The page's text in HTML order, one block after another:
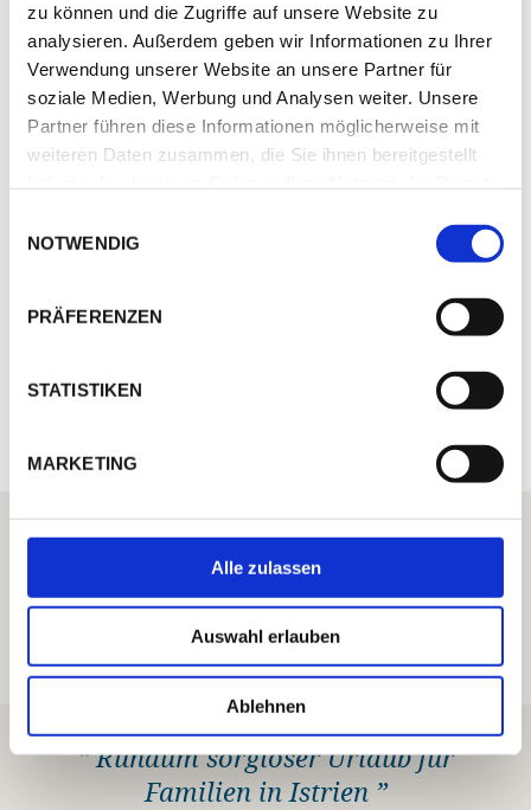
zu können und die Zugriffe auf unsere Website zu
analysieren. Außerdem geben wir Informationen zu Ihrer
Verwendung unserer Website an unsere Partner für
soziale Medien, Werbung und Analysen weiter. Unsere
Partner führen diese Informationen möglicherweise mit
weiteren Daten zusammen, die Sie ihnen bereitgestellt
NOTWENDIG
PRÄFERENZEN
STATISTIKEN
MARKETING
Alle zulassen
Auswahl erlauben
Ablehnen
2+4 Personen, 55 qm
EG: Wohnraum mit Schlafsofa, Küche, 1
Doppelschlafzimmer mit Queen-Size-Bett, 1
Zweibettzimmer, 2 Badezimmer mit Dusche, Balkon oder
Terrasse zur Meerseite
DOMIZIL DETAILS
FOTOS
ICH HELFE IHNEN GERNE WEITER
Haben Sie eine Frage zum Domizil oder
Unterstützung bei Ihrer Urlaubs-
Buchung?
“ Rundum sorgloser Urlaub für
Familien in Istrien ”